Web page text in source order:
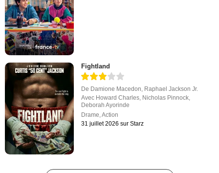
Fightland
De Damione Macedon, Raphael Jackson Jr.
Avec Howard Charles, Nicholas Pinnock,
Deborah Ayorinde
Drame,Action
31 juillet 2026 sur Starz